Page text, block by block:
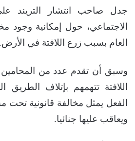
جدل صاحب انتشار التريند
الاجتماعي، حول إمكانية وجود
العام بسبب زرع اللافتة في الأرض.
وسبق أن تقدم عدد من
اللافتة تتهمهم بإتلاف الطريق
الفعل يمثل مخالفة قانونية
ويعاقب عليها جنائيا.